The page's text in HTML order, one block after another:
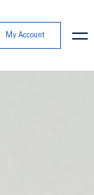
My Account